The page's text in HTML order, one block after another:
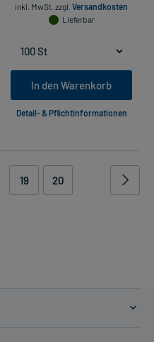
inkl. MwSt. zzgl. Versandkosten
Lieferbar
In den Warenkorb
Detail- & Pflichtinformationen
19 20